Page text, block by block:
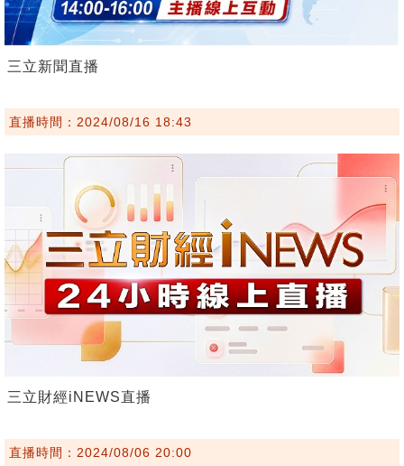
三立新聞直播
直播時間：2024/08/16 18:43
三立財經iNEWS直播
直播時間：2024/08/06 20:00